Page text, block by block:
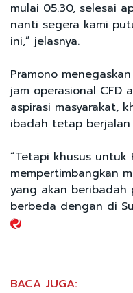
mulai 05.30, selesai
nanti segera kami
ini,” jelasnya.
Pramono
jam operasional CFD
aspirasi masyarakat,
ibadah tetap berjalan
“Tetapi khusus untuk
mempertimbangkan
yang akan
berbeda dengan di
BACA JUGA: